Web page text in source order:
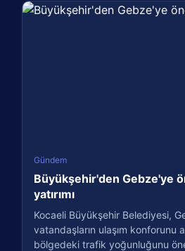
Gündem
Büyükşehir'den Gebze'ye
yatırımı
Kocaeli Büyükşehir Belediyesi,
vatandaşların ulaşım konforunu
bölgedeki trafik yoğunluğunu